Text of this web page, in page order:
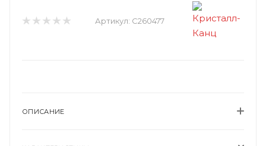
Артикул: C260477
ОПИСАНИЕ